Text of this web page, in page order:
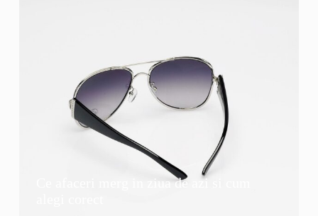
Ce afaceri merg in ziua de azi si cum